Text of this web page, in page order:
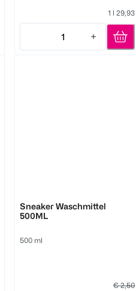
1 l 29,93
1
Quantity: 1
Sneaker Waschmittel
500ML
500 ml
€ 2,50